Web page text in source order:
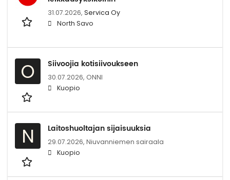
31.07.2026, Servica Oy
North Savo
O Siivoojia kotisiivoukseen
30.07.2026, ONNI
Kuopio
N Laitoshuoltajan sijaisuuksia
29.07.2026, Niuvanniemen sairaala
Kuopio